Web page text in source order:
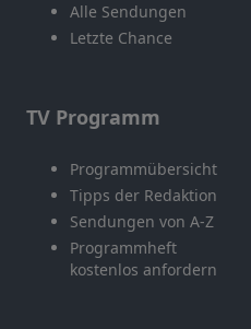
Alle Sendungen
Letzte Chance
TV Programm
Programmübersicht
Tipps der Redaktion
Sendungen von A-Z
Programmheft
kostenlos anfordern